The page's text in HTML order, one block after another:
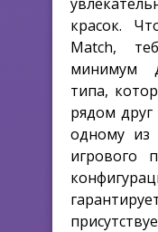
красок.
Match,
минимум
типа,
рядом друг
одному из
игрового